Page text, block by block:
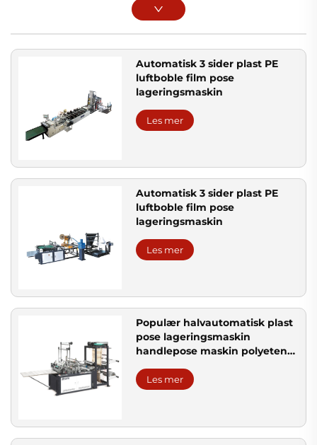
Automatisk 3 sider plast PE
luftboble film pose
lageringsmaskin
Les mer
Automatisk 3 sider plast PE
luftboble film pose
lageringsmaskin
Les mer
Populær halvautomatisk plast
pose lageringsmaskin
handlepose maskin polyeten
Les mer